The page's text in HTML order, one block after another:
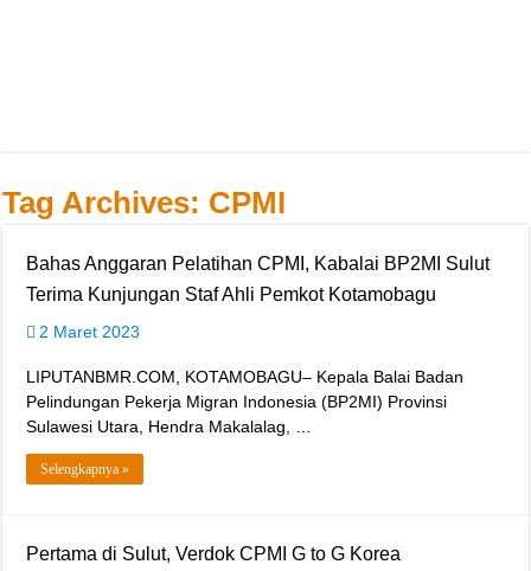
Tag Archives: CPMI
Bahas Anggaran Pelatihan CPMI, Kabalai BP2MI Sulut
Terima Kunjungan Staf Ahli Pemkot Kotamobagu
2 Maret 2023
LIPUTANBMR.COM, KOTAMOBAGU– Kepala Balai Badan
Pelindungan Pekerja Migran Indonesia (BP2MI) Provinsi
Sulawesi Utara, Hendra Makalalag, …
Selengkapnya »
Pertama di Sulut, Verdok CPMI G to G Korea